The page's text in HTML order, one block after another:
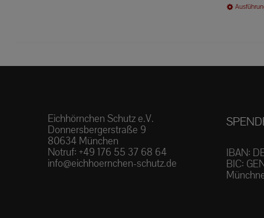
Eichhörnchen Schutz e.V.
Donnersbergerstraße 9
80634 München
Notruf:+49 176 55 37 68 64
info@eichhoernchen-schutz.de
IBAN:
BIC: